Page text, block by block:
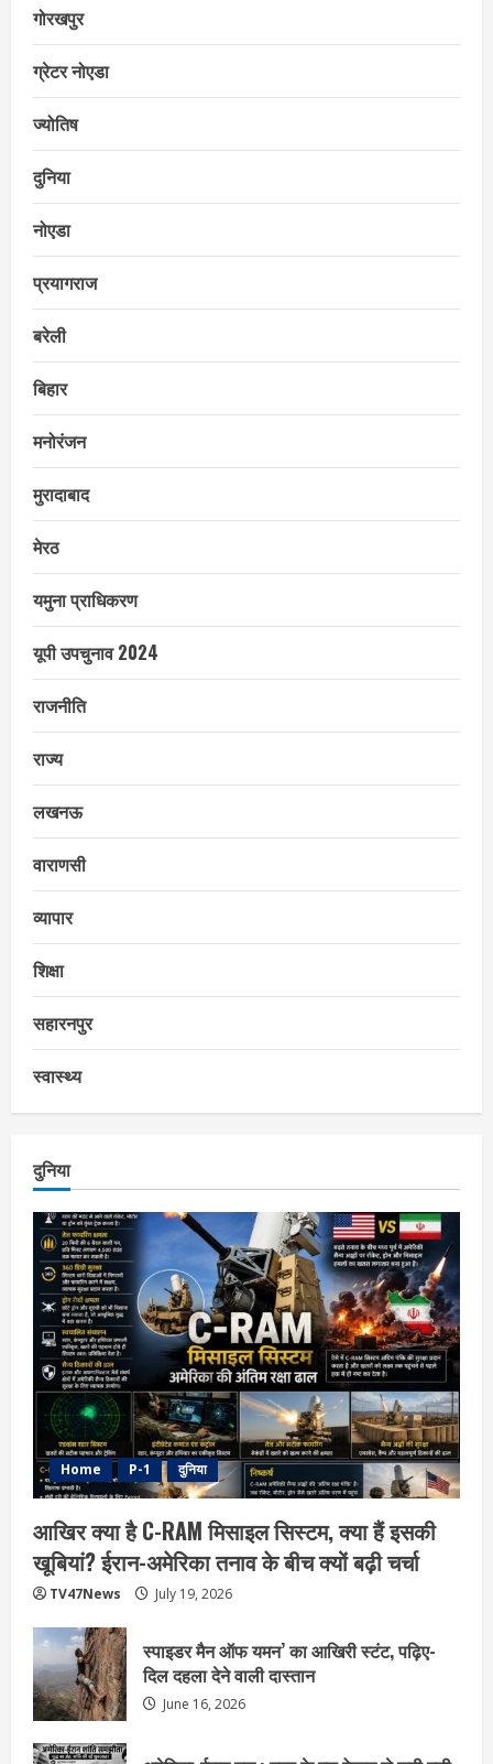
गोरखपुर
ग्रेटर नोएडा
ज्योतिष
दुनिया
नोएडा
प्रयागराज
बरेली
बिहार
मनोरंजन
मुरादाबाद
मेरठ
यमुना प्राधिकरण
यूपी उपचुनाव 2024
राजनीति
राज्य
लखनऊ
वाराणसी
व्यापार
शिक्षा
सहारनपुर
स्वास्थ्य
दुनिया
Home P-1 दुनिया
आखिर क्या है C-RAM मिसाइल सिस्टम, क्या हैं इसकी
खूबियां? ईरान-अमेरिका तनाव के बीच क्यों बढ़ी चर्चा
TV47News July 19, 2026
स्पाइडर मैन ऑफ यमन’ का आखिरी स्टंट, पढ़िए-
दिल दहला देने वाली दास्तान
June 16, 2026